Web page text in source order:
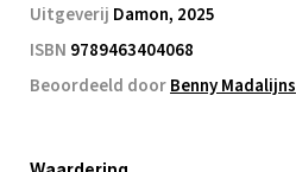
Uitgeverij Damon, 2025
ISBN 9789463404068
Beoordeeld doorBenny Madalijns